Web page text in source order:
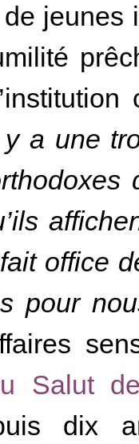
jeunes
a une
office
pour
Salut
dix